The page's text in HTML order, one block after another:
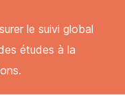
le suivi global
études à la